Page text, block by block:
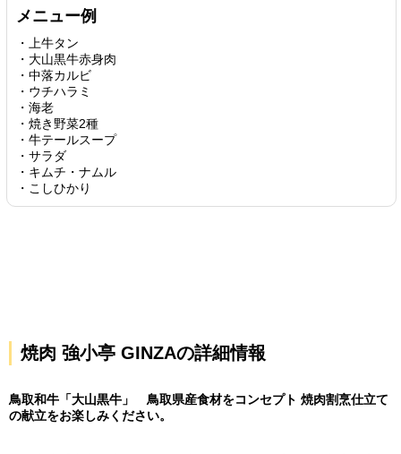
メニュー例
・上牛タン
・大山黒牛赤身肉
・中落カルビ
・ウチハラミ
・海老
・焼き野菜2種
・牛テールスープ
・サラダ
・キムチ・ナムル
・こしひかり
焼肉 強小亭 GINZAの詳細情報
鳥取和牛「大山黒牛」 鳥取県産食材をコンセプト 焼肉割烹仕立て
の献立をお楽しみください。